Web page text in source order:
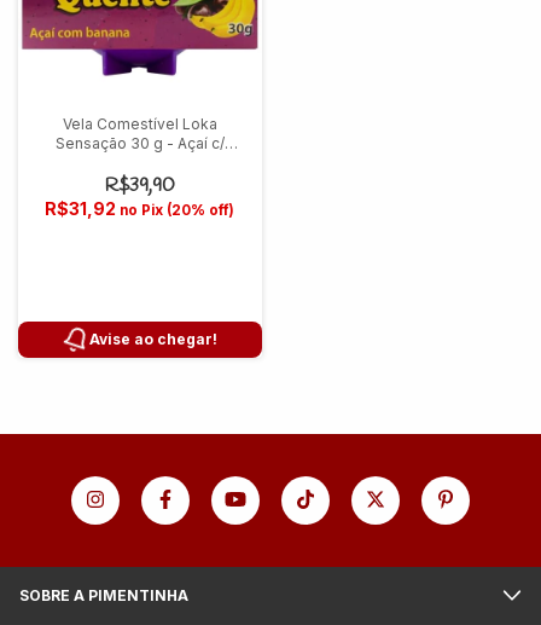
Vela Comestível Loka
Sensação 30 g - Açaí c/
R$39,90
R$31,92 no Pix (20% off)
Avise ao chegar!
SOBRE A PIMENTINHA